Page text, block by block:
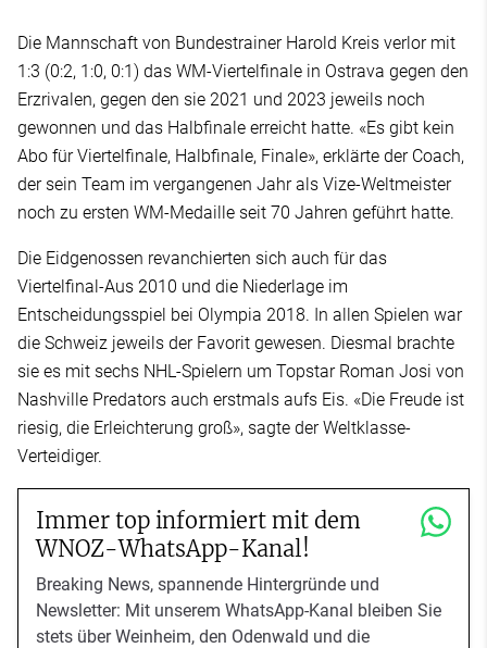
Die Mannschaft von Bundestrainer Harold Kreis verlor mit
1:3 (0:2, 1:0, 0:1) das WM-Viertelfinale in Ostrava gegen den
Erzrivalen, gegen den sie 2021 und 2023 jeweils noch
gewonnen und das Halbfinale erreicht hatte. «Es gibt kein
Abo für Viertelfinale, Halbfinale, Finale», erklärte der Coach,
der sein Team im vergangenen Jahr als Vize-Weltmeister
noch zu ersten WM-Medaille seit 70 Jahren geführt hatte.
Die Eidgenossen revanchierten sich auch für das
Viertelfinal-Aus 2010 und die Niederlage im
Entscheidungsspiel bei Olympia 2018. In allen Spielen war
die Schweiz jeweils der Favorit gewesen. Diesmal brachte
sie es mit sechs NHL-Spielern um Topstar Roman Josi von
Nashville Predators auch erstmals aufs Eis. «Die Freude ist
riesig, die Erleichterung groß», sagte der Weltklasse-
Verteidiger.
Immer top informiert mit dem
WNOZ-WhatsApp-Kanal!
Breaking News, spannende Hintergründe und
Newsletter: Mit unserem WhatsApp-Kanal bleiben Sie
stets über Weinheim, den Odenwald und die